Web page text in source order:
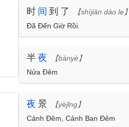
时 间 到了
【shíjiān dào le】
Đã Đến Giờ Rồi.
半 夜
【bànyè】
Nửa Đêm
夜 景
【yèjǐng】
Cảnh Đêm, Cảnh Ban Đêm